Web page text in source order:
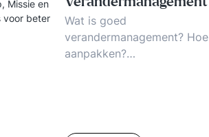
Missie en
Wat is goed
verandermanagement? Hoe
aanpakken?